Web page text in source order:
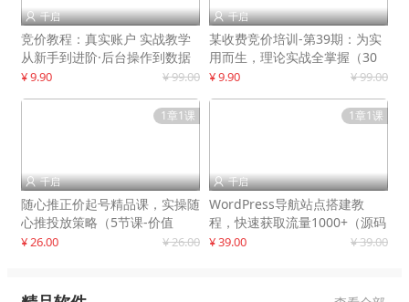
 千启
竞价教程：真实账户 实战教学
从新手到进阶·后台操作到数据
优化
¥ 9.90 ¥ 99.00
 千启
某收费竞价培训-第39期：为实
用而生，理论实战全掌握（30
节课）
¥ 9.90 ¥ 99.00
1章1课
 千启
随心推正价起号精品课，实操随
心推投放策略（5节课-价值
298）
¥ 26.00 ¥ 26.00
1章1课
 千启
WordPress导航站点搭建教
程，快速获取流量1000+（源码
+教程）
¥ 39.00 ¥ 39.00